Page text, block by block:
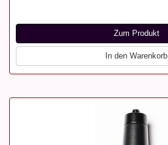
Zum Produkt
In den Warenkorb